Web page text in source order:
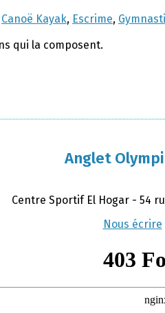
Canoë Kayak, Escrime,
qui la composent.
Anglet
Centre Sportif El Hogar - 54
Nous écrire